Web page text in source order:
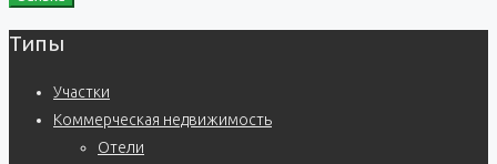
Типы
Участки
Коммерческая недвижимость
Отели